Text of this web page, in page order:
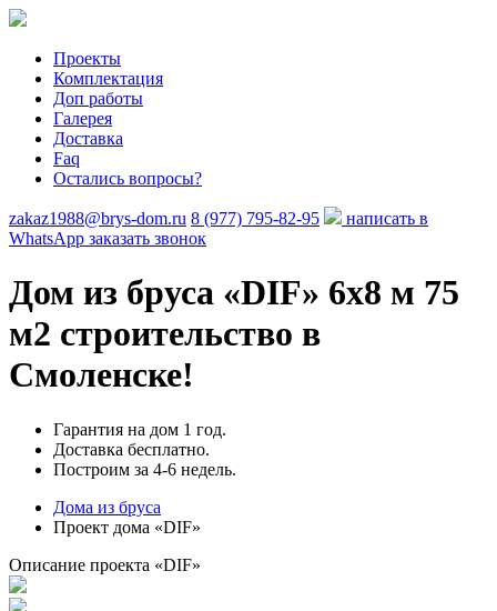
Проекты
Комплектация
Доп работы
Галерея
Доставка
Faq
Остались вопросы?
zakaz1988@brys-dom.ru 8 (977) 795-82-95
написать в
WhatsApp заказать звонок
Дом из бруса «DIF» 6х8 м 75
м2 строительство в
Смоленске!
Гарантия на дом 1 год.
Доставка бесплатно.
Построим за 4-6 недель.
Дома из бруса
Проект дома «DIF»
Описание проекта «DIF»